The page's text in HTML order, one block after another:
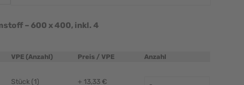
– 600 x 400, inkl. 4
VPE (Anzahl) Preis / VPE Anzahl
Stück (1) + 13,33 €